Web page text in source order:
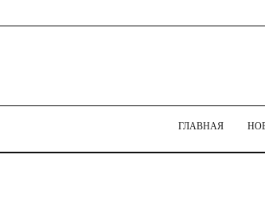
ГЛАВНАЯ